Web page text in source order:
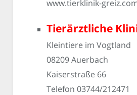
www.tierklinik-
Tierärztliche
Kleintiere im Vogtland
08209 Auerbach
Kaiserstraße 66
Telefon 03744/212471